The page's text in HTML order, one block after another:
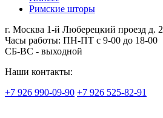
Римские шторы
г. Москва 1-й Люберецкий проезд д. 2
Часы работы: ПН-ПТ с 9-00 до 18-00
СБ-ВС - выходной
Наши контакты:
+7 926 990-09-90 +7 926 525-82-91